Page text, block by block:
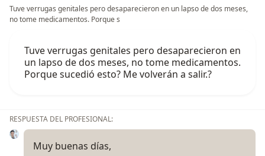
Tuve verrugas genitales pero desaparecieron en un lapso de dos meses,
no tome medicamentos. Porque s
Tuve verrugas genitales pero desaparecieron en
un lapso de dos meses, no tome medicamentos.
Porque sucedió esto? Me volverán a salir.?
RESPUESTA DEL PROFESIONAL:
Muy buenas días,